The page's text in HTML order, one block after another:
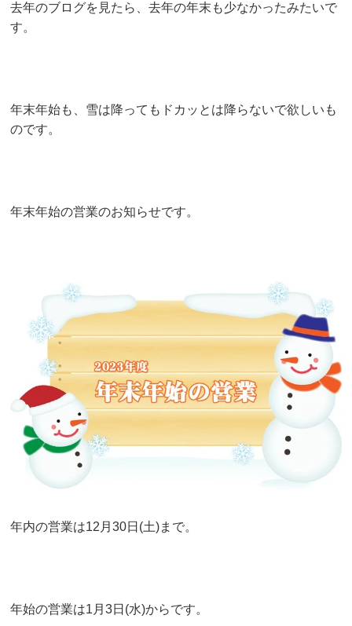
去年のブログを見たら、去年の年末も少なかったみたいで
す。
年末年始も、雪は降ってもドカッとは降らないで欲しいも
のです。
年末年始の営業のお知らせです。
年内の営業は12月30日(土)まで。
年始の営業は1月3日(水)からです。